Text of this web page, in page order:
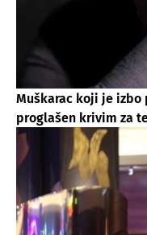
Muškarac koji je izbo
proglašen krivim za